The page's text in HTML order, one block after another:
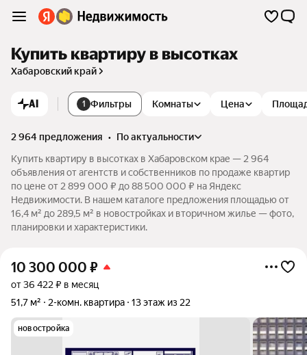
Купить квартиру в высотках
Хабаровский край
AI 1 Фильтры Комнаты Цена
2 964 предложения •
по актуальности
Купить квартиру в высотках в Хабаровском крае — 2 964
объявления от агентств и собственников по продаже квартир
по цене от 2 899 000 ₽ до 88 500 000 ₽ на Яндекс
Недвижимости. В нашем каталоге предложения площадью от
16,4 м² до 289,5 м² в новостройках и вторичном жилье — фото,
планировки и характеристики.
10 300 000 ₽
от 36 422 ₽ в месяц
51,7 м²
2-комн. квартира 13 этаж из 22
новостройка